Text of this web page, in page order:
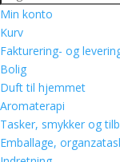
Min konto
Kurv
Fakturering- og
Bolig
Duft til hjemmet
Aromaterapi
Tasker, smykker og
Emballage,